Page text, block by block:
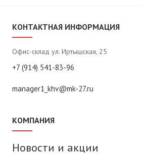
КОНТАКТНАЯ ИНФОРМАЦИЯ
Офис-склад ул. Иртышская, 25
+7 (914) 541-83-96
manager1_khv@mk-27.ru
КОМПАНИЯ
Новости и акции